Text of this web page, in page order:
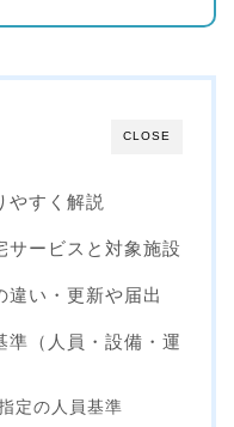
CLOSE
やすく解説
サービスと対象施設
違い・更新や届出
準（人員・設備・運
定の人員基準